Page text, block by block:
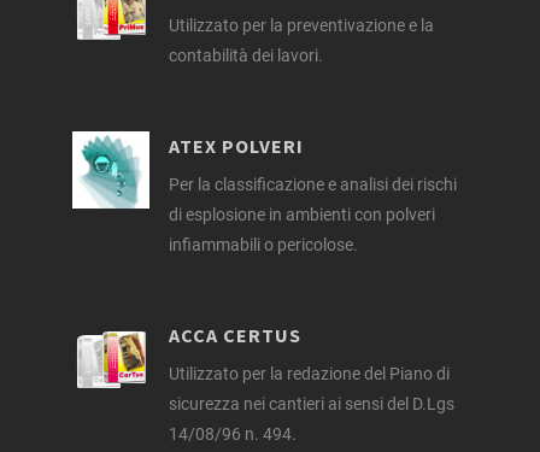
Utilizzato per la preventivazione e la
contabilità dei lavori.
ATEX POLVERI
Per la classificazione e analisi dei rischi
di esplosione in ambienti con polveri
infiammabili o pericolose.
ACCA CERTUS
Utilizzato per la redazione del Piano di
sicurezza nei cantieri ai sensi del D.Lgs
14/08/96 n. 494.